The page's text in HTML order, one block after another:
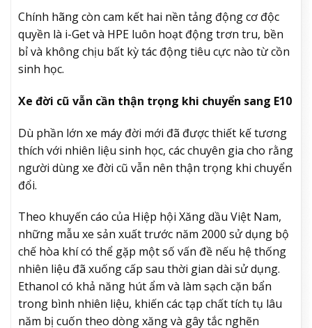
Chính hãng còn cam kết hai nền tảng động cơ độc
quyền là i-Get và HPE luôn hoạt động trơn tru, bền
bỉ và không chịu bất kỳ tác động tiêu cực nào từ cồn
sinh học.
Xe đời cũ vẫn cần thận trọng khi chuyển sang E10
Dù phần lớn xe máy đời mới đã được thiết kế tương
thích với nhiên liệu sinh học, các chuyên gia cho rằng
người dùng xe đời cũ vẫn nên thận trọng khi chuyển
đổi.
Theo khuyến cáo của Hiệp hội Xăng dầu Việt Nam,
những mẫu xe sản xuất trước năm 2000 sử dụng bộ
chế hòa khí có thể gặp một số vấn đề nếu hệ thống
nhiên liệu đã xuống cấp sau thời gian dài sử dụng.
Ethanol có khả năng hút ẩm và làm sạch cặn bẩn
trong bình nhiên liệu, khiến các tạp chất tích tụ lâu
năm bị cuốn theo dòng xăng và gây tắc nghẽn